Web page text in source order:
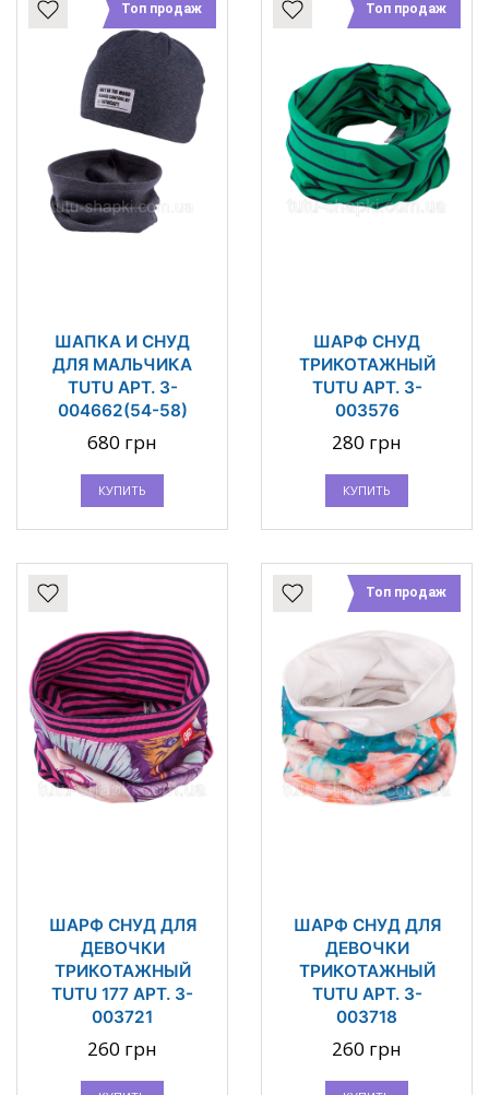
Топ продаж
ШАПКА И СНУД
ДЛЯ МАЛЬЧИКА
TUTU АРТ. 3-
004662(54-58)
680 грн
КУПИТЬ
Топ продаж
ШАРФ СНУД
ТРИКОТАЖНЫЙ
TUTU АРТ. 3-
003576
280 грн
КУПИТЬ
ШАРФ СНУД ДЛЯ
ДЕВОЧКИ
ТРИКОТАЖНЫЙ
TUTU 177 АРТ. 3-
003721
260 грн
Топ продаж
ШАРФ СНУД ДЛЯ
ДЕВОЧКИ
ТРИКОТАЖНЫЙ
TUTU АРТ. 3-
003718
260 грн